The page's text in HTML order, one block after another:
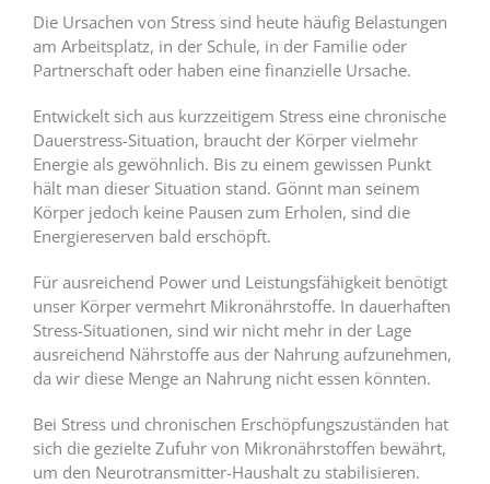
Die Ursachen von Stress sind heute häufig Belastungen
am Arbeitsplatz, in der Schule, in der Familie oder
Partnerschaft oder haben eine finanzielle Ursache.
Entwickelt sich aus kurzzeitigem Stress eine chronische
Dauerstress-Situation, braucht der Körper vielmehr
Energie als gewöhnlich. Bis zu einem gewissen Punkt
hält man dieser Situation stand. Gönnt man seinem
Körper jedoch keine Pausen zum Erholen, sind die
Energiereserven bald erschöpft.
Für ausreichend Power und Leistungsfähigkeit benötigt
unser Körper vermehrt Mikronährstoffe. In dauerhaften
Stress-Situationen, sind wir nicht mehr in der Lage
ausreichend Nährstoffe aus der Nahrung aufzunehmen,
da wir diese Menge an Nahrung nicht essen könnten.
Bei Stress und chronischen Erschöpfungszuständen hat
sich die gezielte Zufuhr von Mikronährstoffen bewährt,
um den Neurotransmitter-Haushalt zu stabilisieren.